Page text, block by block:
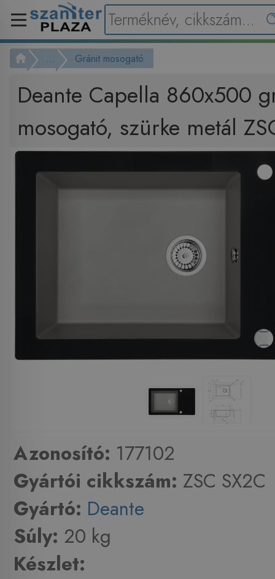
... Gránit mosogató
Deante Capella 860x500
mosogató, szürke metál
Azonosító: 177102
Gyártói cikkszám: ZSC SX2C
Gyártó: Deante
Súly: 20 kg
Készlet: